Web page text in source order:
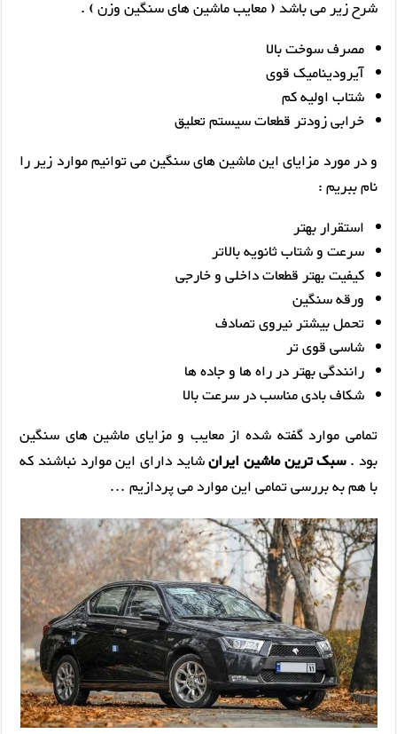
شرح زیر می باشد ( معایب ماشین های سنگین وزن ) .
مصرف سوخت بالا
آیرودینامیک قوی
شتاب اولیه کم
خرابی زودتر قطعات سیستم تعلیق
و در مورد مزایای این ماشین های سنگین می توانیم موارد زیر را
نام ببریم :
استقرار بهتر
سرعت و شتاب ثانویه بالاتر
کیفیت بهتر قطعات داخلی و خارجی
ورقه سنگین
تحمل بیشتر نیروی تصادف
شاسی قوی تر
رانندگی بهتر در راه ها و جاده ها
شکاف بادی مناسب در سرعت بالا
تمامی موارد گفته شده از معایب و مزایای ماشین های سنگین
بود .سبک ترین ماشین ایرانشاید دارای این موارد نباشند که
با هم به بررسی تمامی این موارد می پردازیم …